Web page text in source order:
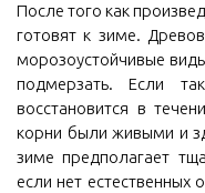
После того как
готовят к зиме.
морозоустойчивые
подмерзать. Если
восстановится в
корни были живыми и
зиме предполагает
если нет